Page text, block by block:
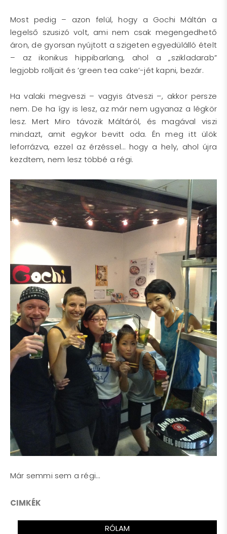
Most pedig – azon felül, hogy a Gochi Máltán a
legelső szusizó volt, ami nem csak megengedhető
áron, de gyorsan nyújtott a szigeten egyedülálló ételt
– az ikonikus hippibarlang, ahol a „szikladarab”
legjobb rolljait és ’green tea cake’-jét kapni, bezár.
Ha valaki megveszi – vagyis átveszi –, akkor persze
nem. De ha így is lesz, az már nem ugyanaz a légkör
lesz. Mert Miro távozik Máltáról, és magával viszi
mindazt, amit egykor bevitt oda. Én meg itt ülök
leforrázva, ezzel az érzéssel… hogy a hely, ahol újra
kezdtem, nem lesz többé a régi.
Már semmi sem a régi…
CIMKÉK
RÓLAM